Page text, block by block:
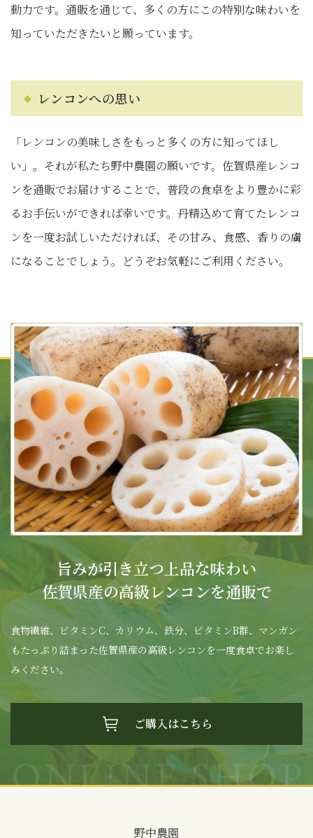
動力です。通販を通じて、多くの方にこの特別な味わいを
知っていただきたいと願っています。
レンコンへの思い
「レンコンの美味しさをもっと多くの方に知ってほし
い」。それが私たち野中農園の願いです。佐賀県産レンコ
ンを通販でお届けすることで、普段の食卓をより豊かに彩
るお手伝いができれば幸いです。丹精込めて育てたレンコ
ンを一度お試しいただければ、その甘み、食感、香りの虜
になることでしょう。どうぞお気軽にご利用ください。
旨みが引き立つ上品な味わい
佐賀県産の高級レンコンを通販で
食物繊維、ビタミンC、カリウム、鉄分、ビタミンB群、マンガン
もたっぷり詰まった佐賀県産の高級レンコンを一度食卓でお楽し
みください。
ご購入はこちら
野中農園